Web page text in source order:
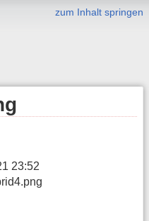
zum Inhalt springen
23:52